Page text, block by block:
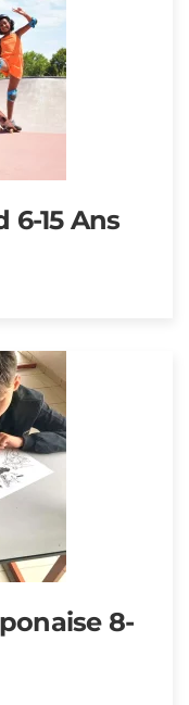
6-15 Ans
8-